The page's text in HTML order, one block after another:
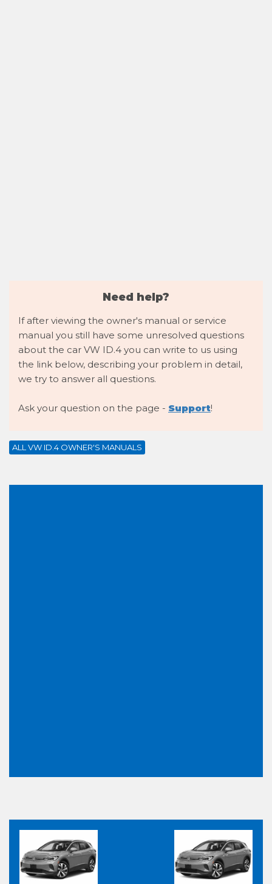
Need help?
If after viewing the owner's manual or service
manual you still have some unresolved questions
about the car VW ID.4 you can write to us using
the link below, describing your problem in detail,
we try to answer all questions.
Ask your question on the page - Support!
ALL VW ID.4 OWNER'S MANUALS